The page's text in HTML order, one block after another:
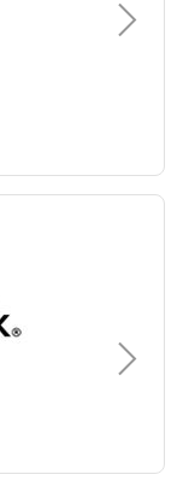
Point
Ubiquiti